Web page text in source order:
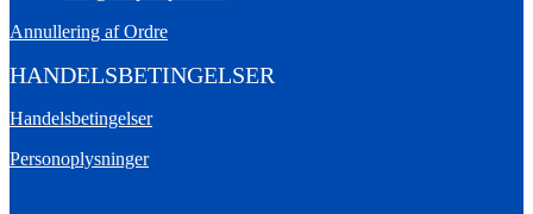
Annullering af Ordre
HANDELSBETINGELSER
Handelsbetingelser
Personoplysninger